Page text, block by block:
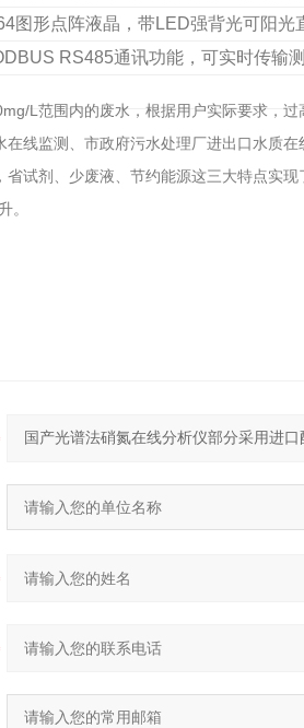
图形点阵液晶，带 LED强背光可阳光
RS485通讯功能，可实时传输
L范围内的废水，根据用户实际要求，
在线监测、市政府污水处理厂进出口水质
省试剂、少废液、节约能源这三大特点实
。